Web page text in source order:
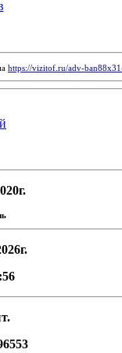
https://vizitof.ru/adv-